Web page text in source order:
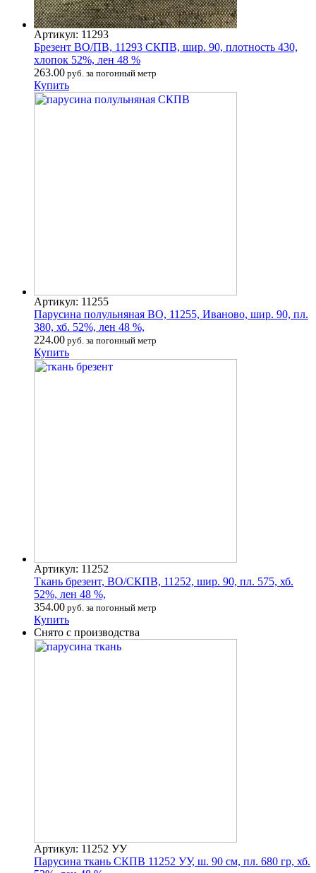
Артикул: 11293
Брезент ВО/ПВ, 11293 СКПВ, шир. 90, плотность 430,
хлопок 52%, лен 48 %
263.00 руб. за погонный метр
Купить
Артикул: 11255
Парусина полульняная ВО, 11255, Иваново, шир. 90, пл.
380, хб. 52%, лен 48 %,
224.00 руб. за погонный метр
Купить
Артикул: 11252
Ткань брезент, ВО/СКПВ, 11252, шир. 90, пл. 575, хб.
52%, лен 48 %,
354.00 руб. за погонный метр
Купить
Снято с производства
Артикул: 11252 УУ
Парусина ткань СКПВ 11252 УУ, ш. 90 см, пл. 680 гр, хб.